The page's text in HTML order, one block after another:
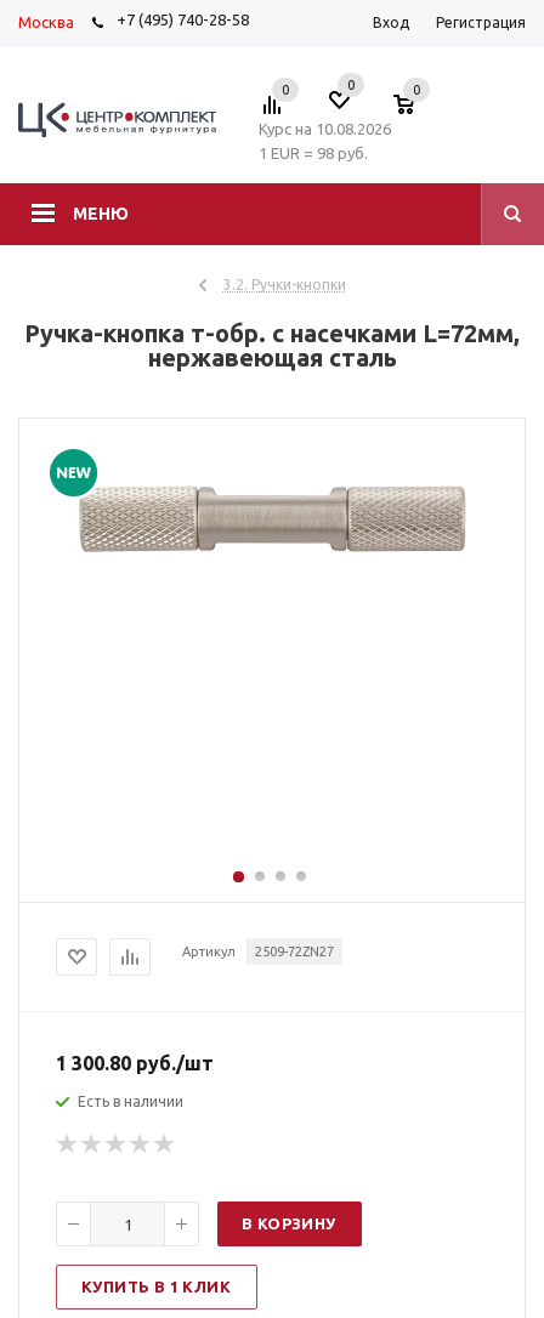
Москва +7 (495) 740-28-58 Вход Регистрация
МЕНЮ
0 0 0
Курс на 10.08.2026
1 EUR = 98 руб.
3.2. Ручки-кнопки
Ручка-кнопка т-обр. с насечками L=72мм,
нержавеющая сталь
Артикул 2509-72ZN27
1 300.80 руб./шт
Есть в наличии
В КОРЗИНУ
КУПИТЬ В 1 КЛИК